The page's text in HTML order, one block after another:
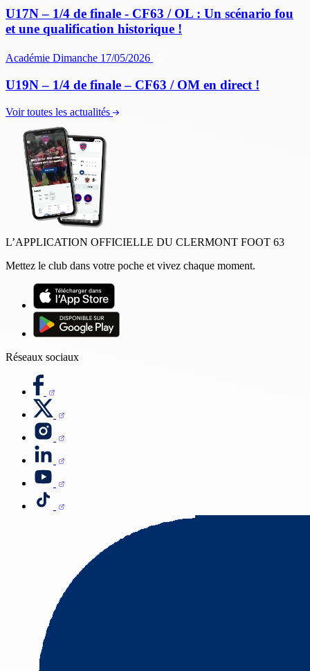
U17N – 1/4 de finale - CF63 / OL : Un scénario fou
et une qualification historique !
Académie Dimanche 17/05/2026
U19N – 1/4 de finale – CF63 / OM en direct !
Voir toutes les actualités
L’APPLICATION OFFICIELLE DU CLERMONT FOOT 63
Mettez le club dans votre poche et vivez chaque moment.
Réseaux sociaux